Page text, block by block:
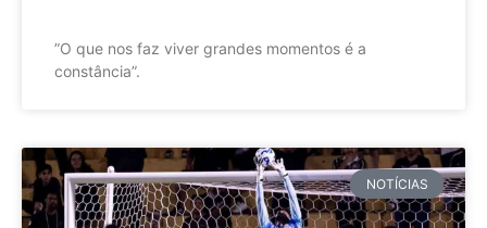
”O que nos faz viver grandes momentos é a
constância”.
NOTÍCIAS